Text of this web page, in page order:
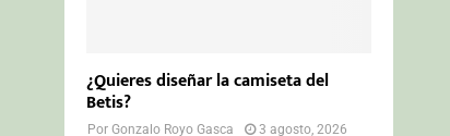
¿Quieres diseñar la camiseta del
Betis?
PorGonzalo Royo Gasca 3 agosto, 2026